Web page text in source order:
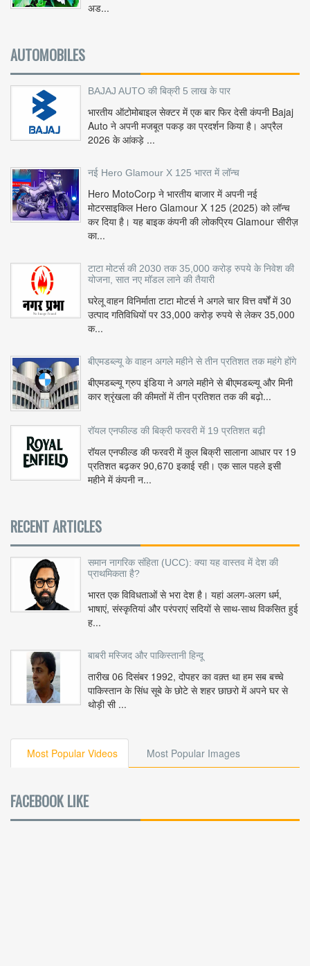
अड...
AUTOMOBILES
BAJAJ AUTO की बिक्री 5 लाख के पार
भारतीय ऑटोमोबाइल सेक्टर में एक बार फिर देसी कंपनी Bajaj
Auto ने अपनी मजबूत पकड़ का प्रदर्शन किया है। अप्रैल
2026 के आंकड़े ...
नई Hero Glamour X 125 भारत में लॉन्च
Hero MotoCorp ने भारतीय बाजार में अपनी नई
मोटरसाइकिल Hero Glamour X 125 (2025) को लॉन्च
कर दिया है। यह बाइक कंपनी की लोकप्रिय Glamour सीरीज़
का...
टाटा मोटर्स की 2030 तक 35,000 करोड़ रुपये के निवेश की
योजना, सात नए मॉडल लाने की तैयारी
घरेलू वाहन विनिर्माता टाटा मोटर्स ने अगले चार वित्त वर्षों में 30
उत्पाद गतिविधियों पर 33,000 करोड़ रुपये से लेकर 35,000
क...
बीएमडब्ल्यू के वाहन अगले महीने से तीन प्रतिशत तक महंगे होंगे
बीएमडब्ल्यू ग्रुप इंडिया ने अगले महीने से बीएमडब्ल्यू और मिनी
कार श्रृंखला की कीमतों में तीन प्रतिशत तक की बढ़ो...
रॉयल एनफील्ड की बिक्री फरवरी में 19 प्रतिशत बढ़ी
रॉयल एनफील्ड की फरवरी में कुल बिक्री सालाना आधार पर 19
प्रतिशत बढ़कर 90,670 इकाई रही। एक साल पहले इसी
महीने में कंपनी न...
RECENT ARTICLES
समान नागरिक संहिता (UCC): क्या यह वास्तव में देश की
प्राथमिकता है?
भारत एक विविधताओं से भरा देश है। यहां अलग-अलग धर्म,
भाषाएं, संस्कृतियां और परंपराएं सदियों से साथ-साथ विकसित हुई
ह...
बाबरी मस्जिद और पाकिस्तानी हिन्दू
तारीख 06 दिसंबर 1992, दोपहर का वक़्त था हम सब बच्चे
पाकिस्तान के सिंध सूबे के छोटे से शहर छाछरो में अपने घर से
थोड़ी सी ...
Most Popular Videos Most Popular Images
FACEBOOK LIKE